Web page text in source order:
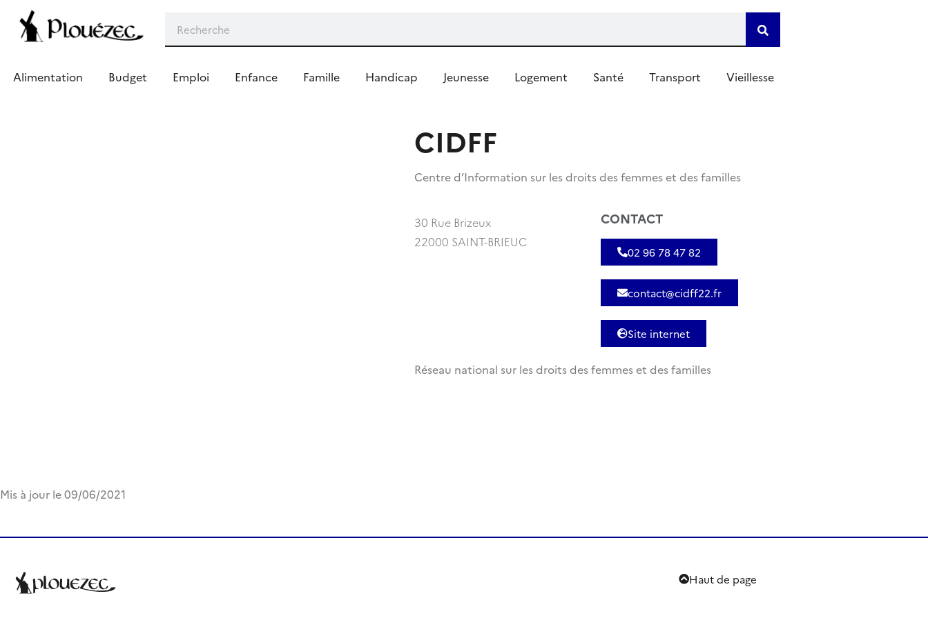
Alimentation Budget Emploi Enfance Famille Handicap Jeunesse Logement Santé Transport Vieillesse
Mis à jour le 09/06/2021
CIDFF
Centre d’Information sur les droits des femmes et des familles
30 Rue Brizeux
22000 SAINT-BRIEUC
CONTACT
02 96 78 47 82
contact@cidff22.fr
Site internet
Réseau national sur les droits des femmes et des familles
Haut de page